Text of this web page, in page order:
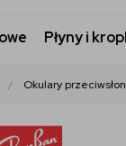
Płyny i
Okulary